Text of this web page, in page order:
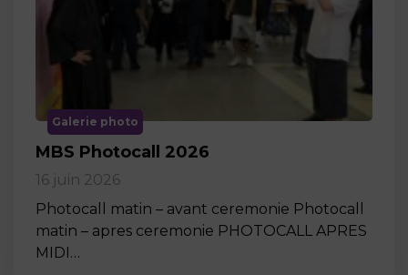
Galerie photo
MBS Photocall 2026
16 juin 2026
Photocall matin – avant ceremonie Photocall
matin – apres ceremonie PHOTOCALL APRES
MIDI…